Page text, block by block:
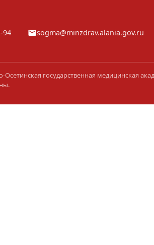
94 sogma@minzdrav.alania.gov.ru
Осетинская государственная медицинская